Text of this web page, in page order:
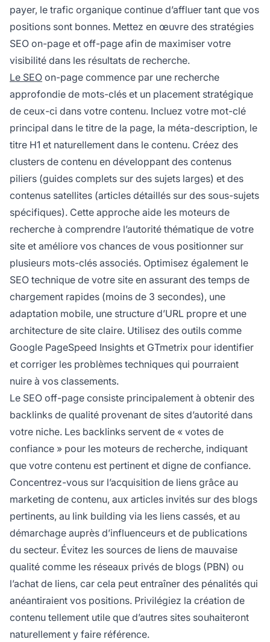
payer, le trafic organique continue d’affluer tant que vos
positions sont bonnes. Mettez en œuvre des stratégies
SEO on-page et off-page afin de maximiser votre
visibilité dans les résultats de recherche.
Le SEO on-page commence par une recherche
approfondie de mots-clés et un placement stratégique
de ceux-ci dans votre contenu. Incluez votre mot-clé
principal dans le titre de la page, la méta-description, le
titre H1 et naturellement dans le contenu. Créez des
clusters de contenu en développant des contenus
piliers (guides complets sur des sujets larges) et des
contenus satellites (articles détaillés sur des sous-sujets
spécifiques). Cette approche aide les moteurs de
recherche à comprendre l’autorité thématique de votre
site et améliore vos chances de vous positionner sur
plusieurs mots-clés associés. Optimisez également le
SEO technique de votre site en assurant des temps de
chargement rapides (moins de 3 secondes), une
adaptation mobile, une structure d’URL propre et une
architecture de site claire. Utilisez des outils comme
Google PageSpeed Insights et GTmetrix pour identifier
et corriger les problèmes techniques qui pourraient
nuire à vos classements.
Le SEO off-page consiste principalement à obtenir des
backlinks de qualité provenant de sites d’autorité dans
votre niche. Les backlinks servent de « votes de
confiance » pour les moteurs de recherche, indiquant
que votre contenu est pertinent et digne de confiance.
Concentrez-vous sur l’acquisition de liens grâce au
marketing de contenu, aux articles invités sur des blogs
pertinents, au link building via les liens cassés, et au
démarchage auprès d’influenceurs et de publications
du secteur. Évitez les sources de liens de mauvaise
qualité comme les réseaux privés de blogs (PBN) ou
l’achat de liens, car cela peut entraîner des pénalités qui
anéantiraient vos positions. Privilégiez la création de
contenu tellement utile que d’autres sites souhaiteront
naturellement y faire référence.